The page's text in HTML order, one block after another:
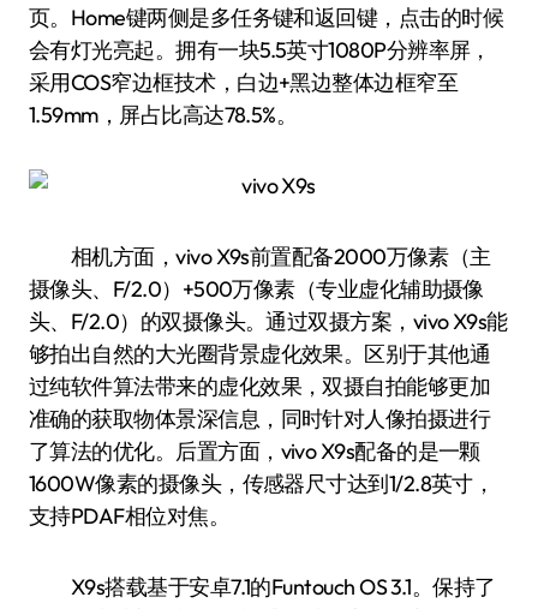
页。Home键两侧是多任务键和返回键，点击的时候
会有灯光亮起。拥有一块5.5英寸1080P分辨率屏，
采用COS窄边框技术，白边+黑边整体边框窄至
1.59mm，屏占比高达78.5%。
相机方面，vivo X9s前置配备2000万像素（主
摄像头、F/2.0）+500万像素（专业虚化辅助摄像
头、F/2.0）的双摄像头。通过双摄方案，vivo X9s能
够拍出自然的大光圈背景虚化效果。区别于其他通
过纯软件算法带来的虚化效果，双摄自拍能够更加
准确的获取物体景深信息，同时针对人像拍摄进行
了算法的优化。后置方面，vivo X9s配备的是一颗
1600W像素的摄像头，传感器尺寸达到1/2.8英寸，
支持PDAF相位对焦。
X9s搭载基于安卓7.1的Funtouch OS 3.1。保持了